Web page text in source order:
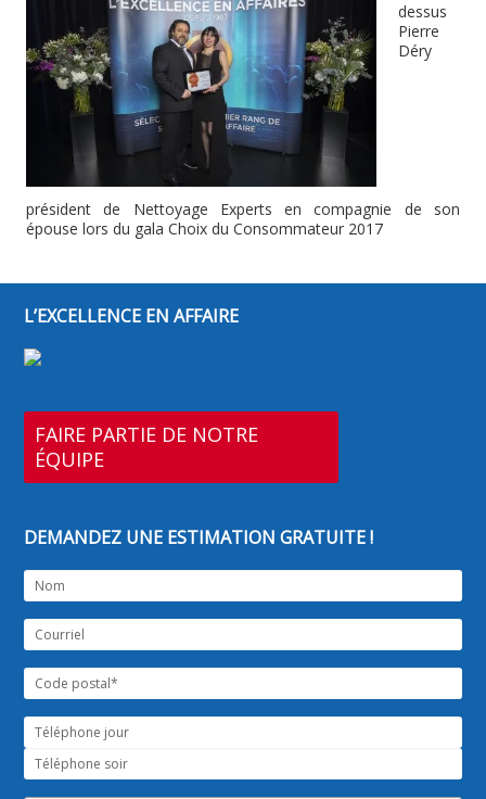
dessus
Pierre
Déry
président de Nettoyage Experts en compagnie de son
épouse lors du gala Choix du Consommateur 2017
L’EXCELLENCE EN AFFAIRE
FAIRE PARTIE DE NOTRE
ÉQUIPE
DEMANDEZ UNE ESTIMATION GRATUITE !